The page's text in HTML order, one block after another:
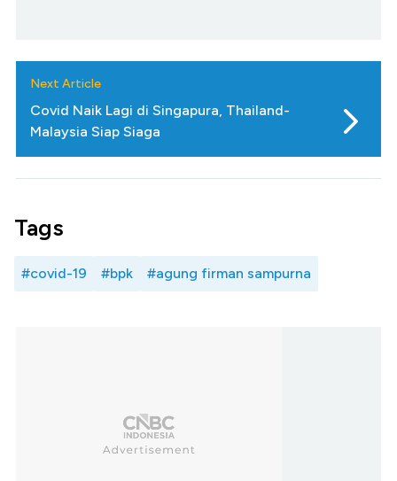
Next Article
Covid Naik Lagi di Singapura, Thailand-
Malaysia Siap Siaga
Tags
#covid-19 #bpk #agung firman sampurna